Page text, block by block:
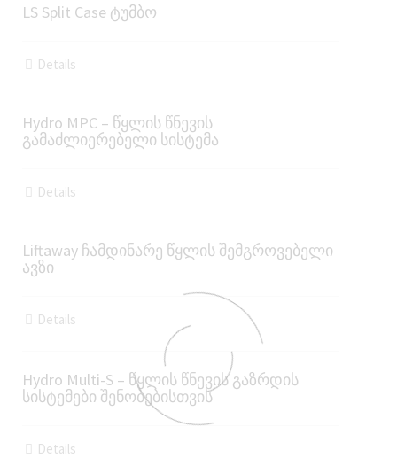
LS Split Case ტუმბო
Details
Hydro MPC – წყლის წნევის
გამაძლიერებელი სისტემა
Details
Liftaway ჩამდინარე წყლის შემგროვებელი
ავზი
Details
Hydro Multi-S – წყლის წნევის გაზრდის
სისტემები შენობებისთვის
Details